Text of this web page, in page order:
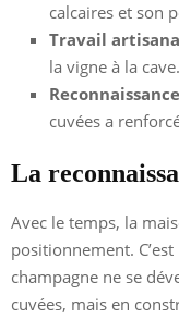
calcaires et son
Travail
la vigne à la cave.
cuvées a
La
Avec le temps, la
positionnement.
champagne ne se
cuvées, mais en